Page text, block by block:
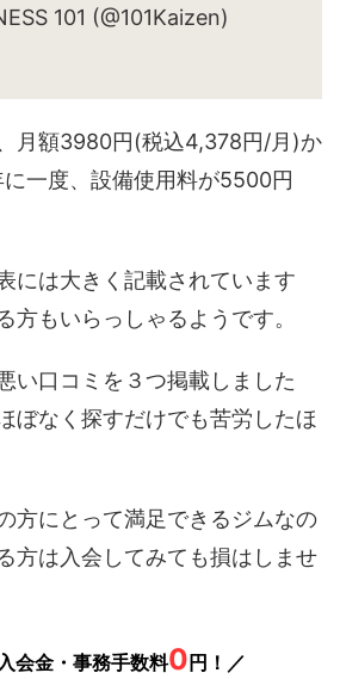
101 (@101Kaizen)
月額3980円(税込4,378円/月)か
に一度、設備使用料が5500円
には大きく記載されています
方もいらっしゃるようです。
い口コミを３つ掲載しました
ぼなく探すだけでも苦労したほ
方にとって満足できるジムなの
方は入会してみても損はしませ
会金・事務手数料0 円！／